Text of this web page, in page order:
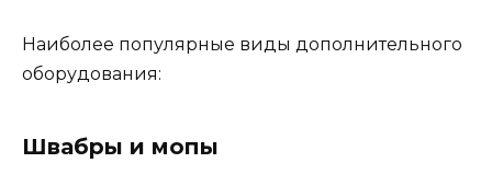
Наиболее популярные виды дополнительного
оборудования:
Швабры и мопы